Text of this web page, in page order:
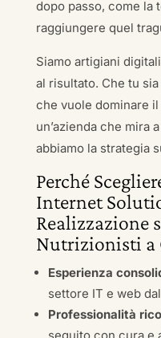
dopo passo, come la
raggiungere quel
Siamo artigiani
al risultato. Che tu
che vuole dominare
un’azienda che mira
abbiamo la strategia
Perché
Internet
Realizzazione
Nutrizionisti a
Esperienza
settore IT e web
Professionalità